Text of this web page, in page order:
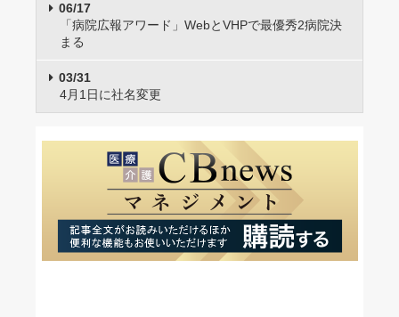
06/17
「病院広報アワード」WebとVHPで最優秀2病院決
まる
03/31
4月1日に社名変更